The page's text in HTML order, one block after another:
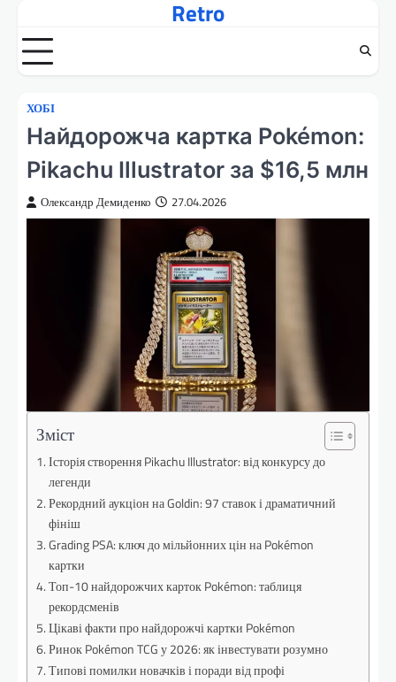
вмісту
Retro
ХОБІ
Найдорожча картка Pokémon:
Pikachu Illustrator за $16,5 млн
Олександр Демиденко 27.04.2026
Зміст
Історія створення Pikachu Illustrator: від конкурсу до
легенди
Рекордний аукціон на Goldin: 97 ставок і драматичний
фініш
Grading PSA: ключ до мільйонних цін на Pokémon
картки
Топ-10 найдорожчих карток Pokémon: таблиця
рекордсменів
Цікаві факти про найдорожчі картки Pokémon
Ринок Pokémon TCG у 2026: як інвестувати розумно
Типові помилки новачків і поради від профі